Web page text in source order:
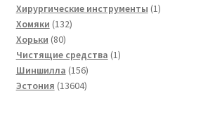
товаров
Хирургические инструменты 11
Хомяки 132132
Хорьки 8080
товаров
Чистящие средства 11
Шиншилла 156156
товаров
Эстония 1360413604